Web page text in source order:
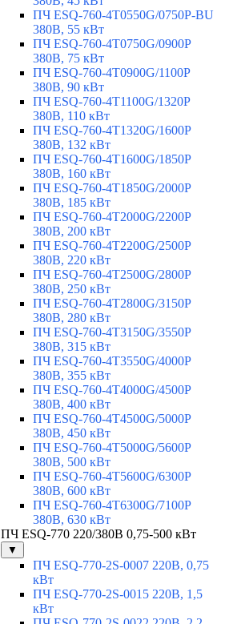
ПЧ ESQ-760-4T0550G/0750P-BU
380В, 55 кВт
ПЧ ESQ-760-4T0750G/0900P
380В, 75 кВт
ПЧ ESQ-760-4T0900G/1100P
380В, 90 кВт
ПЧ ESQ-760-4T1100G/1320P
380В, 110 кВт
ПЧ ESQ-760-4T1320G/1600P
380В, 132 кВт
ПЧ ESQ-760-4T1600G/1850P
380В, 160 кВт
ПЧ ESQ-760-4T1850G/2000P
380В, 185 кВт
ПЧ ESQ-760-4T2000G/2200P
380В, 200 кВт
ПЧ ESQ-760-4T2200G/2500P
380В, 220 кВт
ПЧ ESQ-760-4T2500G/2800P
380В, 250 кВт
ПЧ ESQ-760-4T2800G/3150P
380В, 280 кВт
ПЧ ESQ-760-4T3150G/3550P
380В, 315 кВт
ПЧ ESQ-760-4T3550G/4000P
380В, 355 кВт
ПЧ ESQ-760-4T4000G/4500P
380В, 400 кВт
ПЧ ESQ-760-4T4500G/5000P
380В, 450 кВт
ПЧ ESQ-760-4T5000G/5600P
380В, 500 кВт
ПЧ ESQ-760-4T5600G/6300P
380В, 600 кВт
ПЧ ESQ-760-4T6300G/7100P
380В, 630 кВт
ПЧ ESQ-770 220/380В 0,75-500 кВт
▼
ПЧ ESQ-770-2S-0007 220В, 0,75
кВт
ПЧ ESQ-770-2S-0015 220В, 1,5
кВт